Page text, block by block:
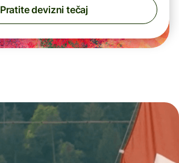
Pratite devizni tečaj